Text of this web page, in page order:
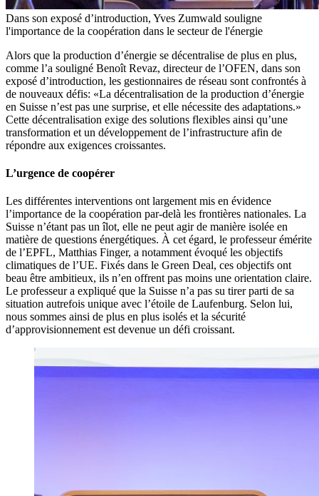
Dans son exposé d’introduction, Yves Zumwald souligne
l'importance de la coopération dans le secteur de l'énergie
Alors que la production d’énergie se décentralise de plus en plus,
comme l’a souligné Benoît Revaz, directeur de l’OFEN, dans son
exposé d’introduction, les gestionnaires de réseau sont confrontés à
de nouveaux défis: «La décentralisation de la production d’énergie
en Suisse n’est pas une surprise, et elle nécessite des adaptations.»
Cette décentralisation exige des solutions flexibles ainsi qu’une
transformation et un développement de l’infrastructure afin de
répondre aux exigences croissantes.
L’urgence de coopérer
Les différentes interventions ont largement mis en évidence
l’importance de la coopération par-delà les frontières nationales. La
Suisse n’étant pas un îlot, elle ne peut agir de manière isolée en
matière de questions énergétiques. À cet égard, le professeur émérite
de l’EPFL, Matthias Finger, a notamment évoqué les objectifs
climatiques de l’UE. Fixés dans le Green Deal, ces objectifs ont
beau être ambitieux, ils n’en offrent pas moins une orientation claire.
Le professeur a expliqué que la Suisse n’a pas su tirer parti de sa
situation autrefois unique avec l’étoile de Laufenburg. Selon lui,
nous sommes ainsi de plus en plus isolés et la sécurité
d’approvisionnement est devenue un défi croissant.